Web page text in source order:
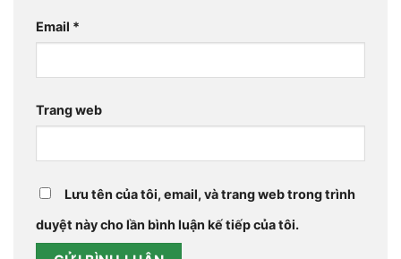
Email *
Trang web
Lưu tên của tôi, email, và trang web trong trình
duyệt này cho lần bình luận kế tiếp của tôi.